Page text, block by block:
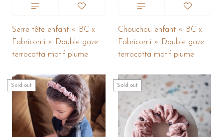
Serre-tête enfant « BC x
Fabricomi » Double gaze
terracotta motif plume
Chouchou enfant « BC x
Fabricomi » Double gaze
terracotta motif plume
Sold out Sold out